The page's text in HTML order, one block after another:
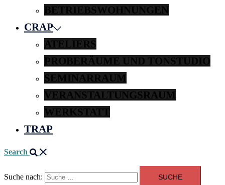
BETRIEBSWOHNUNGEN
CRAP
ATELIERS
PROBERÄUME UND TONSTUDIO
SEMINARRAUM
VERANSTALTUNGSRAUM
WERKSTATT
TRAP
Search
Suche nach: